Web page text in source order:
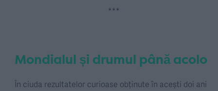
***
Mondialul și drumul până acolo
În ciuda rezultatelor curioase obținute în acești doi ani